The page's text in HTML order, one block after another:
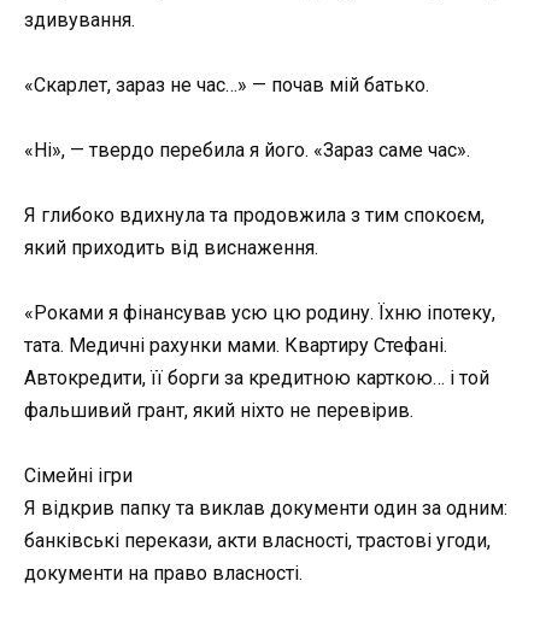
здивування.
«Скарлет, зараз не час…» — почав мій батько.
«Ні», — твердо перебила я його. «Зараз саме час».
Я глибоко вдихнула та продовжила з тим спокоєм,
який приходить від виснаження.
«Роками я фінансував усю цю родину. Їхню іпотеку,
тата. Медичні рахунки мами. Квартиру Стефані.
Автокредити, її борги за кредитною карткою… і той
фальшивий грант, який ніхто не перевірив.
Сімейні ігри
Я відкрив папку та виклав документи один за одним:
банківські перекази, акти власності, трастові угоди,
документи на право власності.